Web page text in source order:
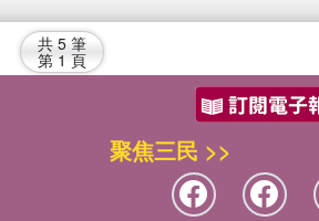
共 5 筆
第 1 頁
聚焦三民 >>